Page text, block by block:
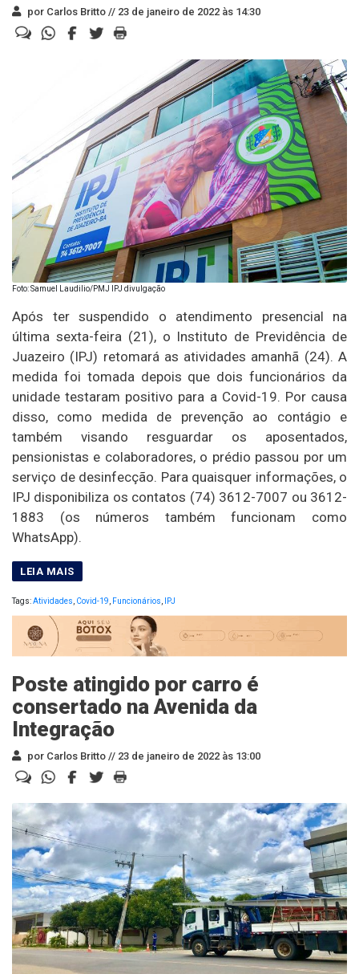
por Carlos Britto // 23 de janeiro de 2022 às 14:30
Foto: Samuel Laudilio/PMJ IPJ divulgação
Após ter suspendido o atendimento presencial na
última sexta-feira (21), o Instituto de Previdência de
Juazeiro (IPJ) retomará as atividades amanhã (24). A
medida foi tomada depois que dois funcionários da
unidade testaram positivo para a Covid-19. Por causa
disso, como medida de prevenção ao contágio e
também visando resguardar os aposentados,
pensionistas e colaboradores, o prédio passou por um
serviço de desinfecção. Para quaisquer informações, o
IPJ disponibiliza os contatos (74) 3612-7007 ou 3612-
1883 (os números também funcionam como
WhatsApp).
Tags:Atividades, Covid-19, Funcionários, IPJ
Poste atingido por carro é
consertado na Avenida da
Integração
por Carlos Britto // 23 de janeiro de 2022 às 13:00